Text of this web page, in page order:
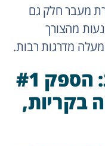
מעבר חלק גם
מהצורך
מדרגות רבות.
אריה מלך ההרמות: הספק #1
בקריות,